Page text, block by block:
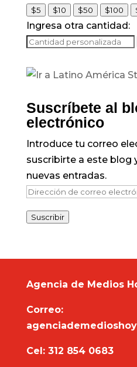
$5 $10 $50 $100
Ingresa otra cantidad:
Suscríbete al
electrónico
Introduce tu correo
suscribirte a este blog
nuevas entradas.
Dirección
correo
Suscribir
Agencia de Medios
Correo:
Cel: 312 854 0683